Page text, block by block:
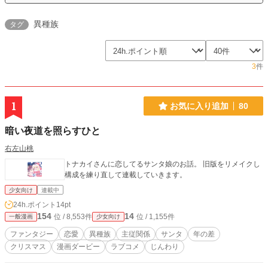
タグ 異種族
3件
1 お気に入り追加 80
暗い夜道を照らすひと
右左山桃
トナカイさんに恋してるサンタ娘のお話。 旧版をリメイクし
構成を練り直して連載していきます。
少女向け 連載中
24h.ポイント 14pt
一般漫画 154 位 / 8,553件 少女向け 14 位 / 1,155件
ファンタジー 恋愛 異種族 主従関係 サンタ
年の差
クリスマス
漫画ダービー ラブコメ じんわり